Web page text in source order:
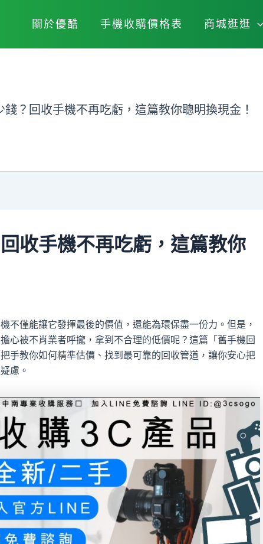
關於優酷 手機收購價格表 商城逛逛
？回收手機不再吃虧，這篇教你聰明換現金！
收手機不再吃虧，這篇教你
不僅能讓它發揮最後的價值，還能為環保盡一份力。但是，
心被不肖業者呼攏，拿到不合理的低價呢？這篇「舊手機回
手教你如何精準估價、找到最可靠的回收管道，讓你安心把
慮。